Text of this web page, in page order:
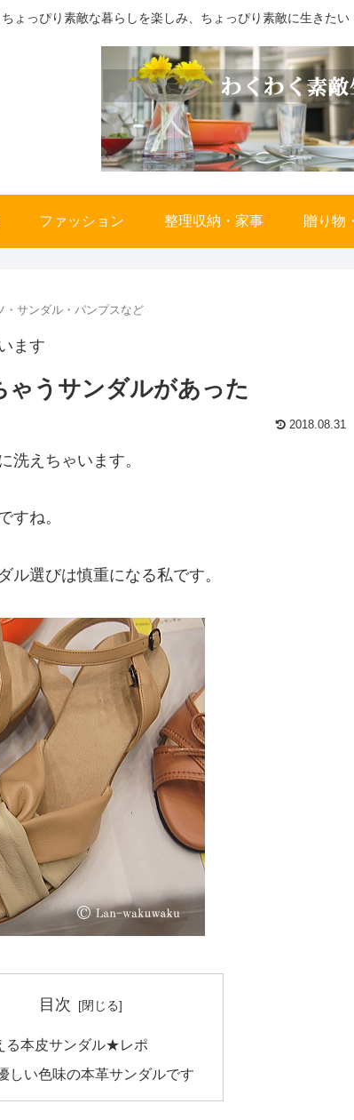
ょっぴり素敵な暮らしを楽しみ、ちょっぴり素敵に生きた
ファッション 整理収納・家事 贈り物
・サンダル・パンプスなど
ます
うサンダルがあった
2018.08.31
洗えちゃいます。
すね。
ル選びは慎重になる私です。
目次
る本皮サンダル★レポ
しい色味の本革サンダルです